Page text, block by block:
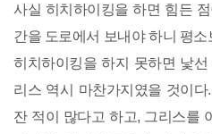
사실 히치하이킹을 하면 힘든
간을 도로에서 보내야 하니 평
히치하이킹을 하지 못하면 낯
리스 역시 마찬가지였을 것이
잔 적이 많다고 하고, 그리스를